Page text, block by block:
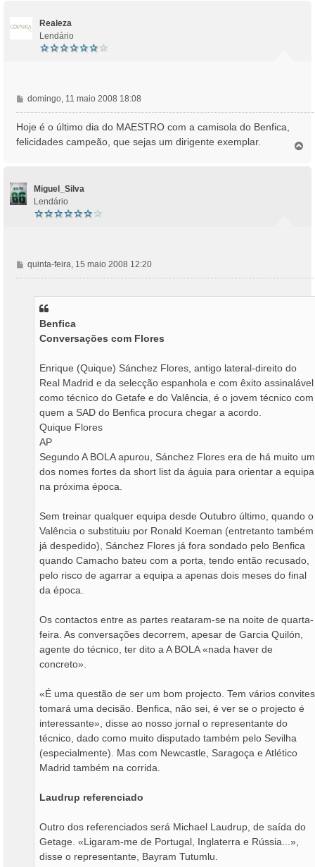
Realeza
Lendário
M
e
n
s
m
domingo, 11 maio 2008 18:08
Hoje é o último dia do MAESTRO com a camisola do Benfica,
felicidades campeão, que sejas um dirigente exemplar.
Miguel_Silva
Lendário
M
e
quinta-feira, 15 maio 2008 12:20
Benfica
Conversações com Flores
Enrique (Quique) Sánchez Flores, antigo lateral-direito do
Real Madrid e da selecção espanhola e com êxito assinalável
como técnico do Getafe e do Valência, é o jovem técnico com
quem a SAD do Benfica procura chegar a acordo.
Quique Flores
AP
Segundo A BOLA apurou, Sánchez Flores era de há muito um
dos nomes fortes da short list da águia para orientar a equipa
na próxima época.
Sem treinar qualquer equipa desde Outubro último, quando o
Valência o substituiu por Ronald Koeman (entretanto também
já despedido), Sánchez Flores já fora sondado pelo Benfica
quando Camacho bateu com a porta, tendo então recusado,
pelo risco de agarrar a equipa a apenas dois meses do final
da época.
Os contactos entre as partes reataram-se na noite de quarta-
feira. As conversações decorrem, apesar de Garcia Quilón,
agente do técnico, ter dito a A BOLA «nada haver de
concreto».
«É uma questão de ser um bom projecto. Tem vários
tomará uma decisão. Benfica, não sei, é ver se o projecto é
interessante», disse ao nosso jornal o representante do
técnico, dado como muito disputado também pelo Sevilha
(especialmente). Mas com Newcastle, Saragoça e Atlético
Madrid também na corrida.
Laudrup referenciado
Outro dos referenciados será Michael Laudrup, de saída do
Getage. «Ligaram-me de Portugal, Inglaterra e Rússia...»,
disse o representante, Bayram Tutumlu.